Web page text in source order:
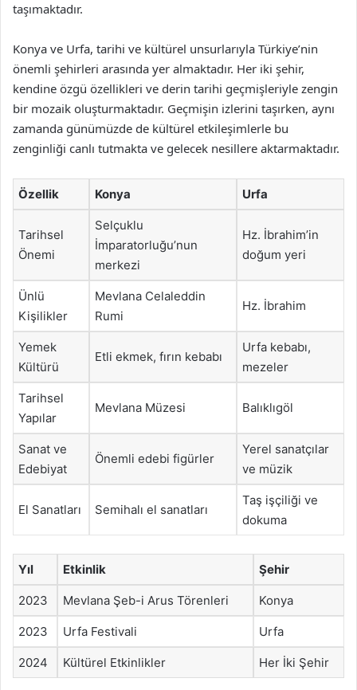
taşımaktadır.
Konya ve Urfa, tarihi ve kültürel unsurlarıyla Türkiye’nin
önemli şehirleri arasında yer almaktadır. Her iki şehir,
kendine özgü özellikleri ve derin tarihi geçmişleriyle zengin
bir mozaik oluşturmaktadır. Geçmişin izlerini taşırken, aynı
zamanda günümüzde de kültürel etkileşimlerle bu
zenginliği canlı tutmakta ve gelecek nesillere aktarmaktadır.
Özellik Konya Urfa
Tarihsel
Önemi
Selçuklu
İmparatorluğu’nun
merkezi
Hz. İbrahim’in
doğum yeri
Ünlü
Kişilikler
Mevlana Celaleddin
Rumi
Hz. İbrahim
Yemek
Kültürü
Etli ekmek, fırın kebabı
Urfa kebabı,
mezeler
Tarihsel
Yapılar
Mevlana Müzesi Balıklıgöl
Sanat ve
Edebiyat
Önemli edebi figürler
Yerel sanatçılar
ve müzik
El Sanatları Semihalı el sanatları
Taş işçiliği ve
dokuma
Yıl Etkinlik Şehir
2023 Mevlana Şeb-i Arus Törenleri Konya
2023 Urfa Festivali Urfa
2024 Kültürel Etkinlikler Her İki Şehir